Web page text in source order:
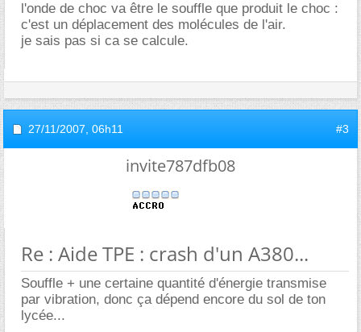
l'onde de choc va être le souffle que produit le choc :
c'est un déplacement des molécules de l'air.
je sais pas si ca se calcule.
27/11/2007, 06h11 #3
invite787dfb08
Re : Aide TPE : crash d'un A380...
Souffle + une certaine quantité d'énergie transmise
par vibration, donc ça dépend encore du sol de ton
lycée...